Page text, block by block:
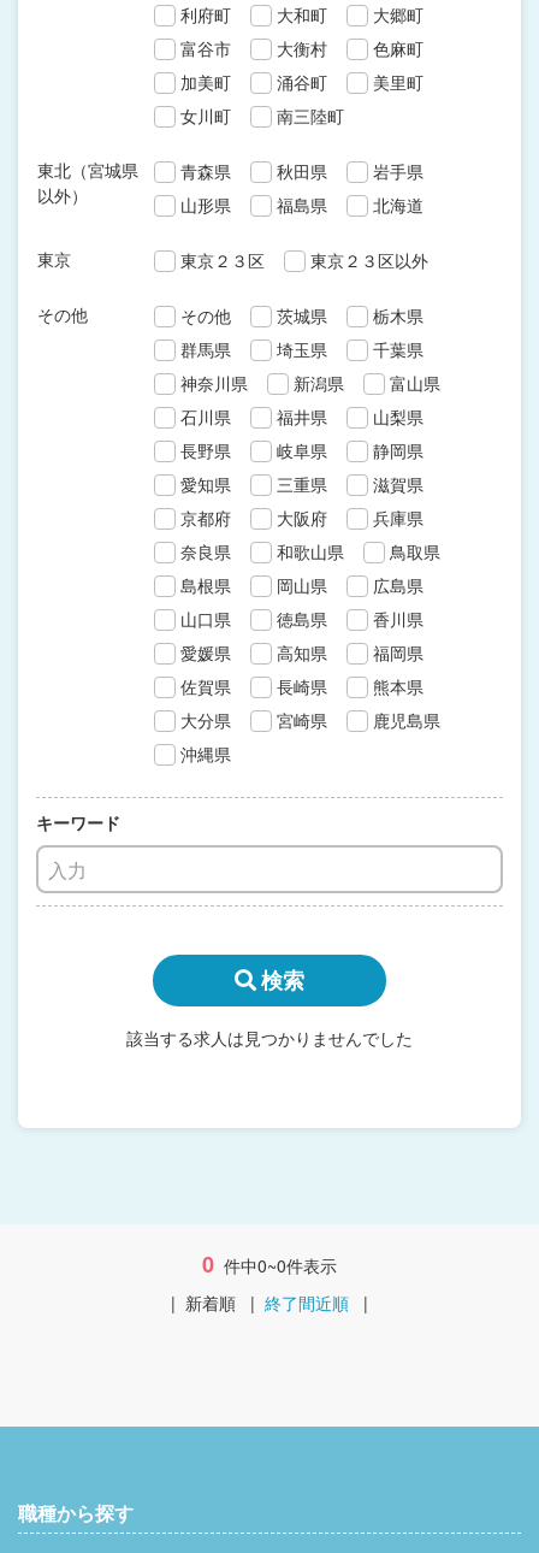
利府町 大和町
大郷町
富谷市
大衡村
色麻町
加美町
涌谷町
美里町
女川町
南三陸町
東北（宮城県
以外）
青森県 秋田県
岩手県
山形県
福島県 北海道
東京 東京２３区 東京２３区以外
その他 その他 茨城県
栃木県
群馬県
埼玉県
千葉県
神奈川県
新潟県
富山県
石川県
福井県
山梨県
長野県
岐阜県
静岡県
愛知県
三重県
滋賀県
京都府
大阪府
兵庫県
奈良県
和歌山県
鳥取県
島根県
岡山県
広島県
山口県
徳島県
香川県
愛媛県
高知県
福岡県
佐賀県
長崎県
熊本県
大分県
宮崎県
鹿児島県
沖縄県
キーワード
検索
該当する求人は見つかりませんでした
0 件中0~0件表示
| 新着順 | 終了間近順 |
職種から探す